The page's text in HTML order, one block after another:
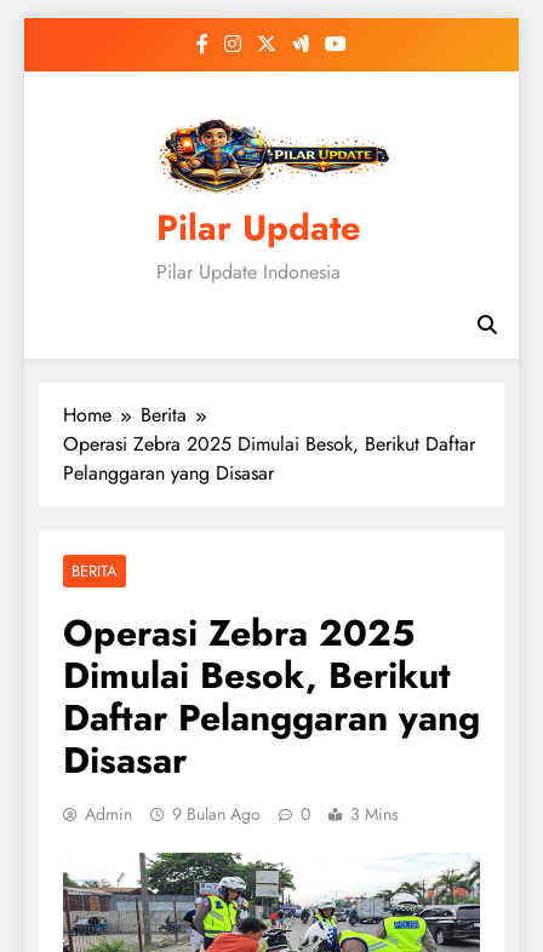
Pilar Update
Pilar Update Indonesia
Home
Berita
Operasi Zebra 2025 Dimulai Besok, Berikut Daftar
Pelanggaran yang Disasar
BERITA
Operasi Zebra 2025
Dimulai Besok, Berikut
Daftar Pelanggaran yang
Disasar
Admin 9 Bulan Ago 0 3 Mins